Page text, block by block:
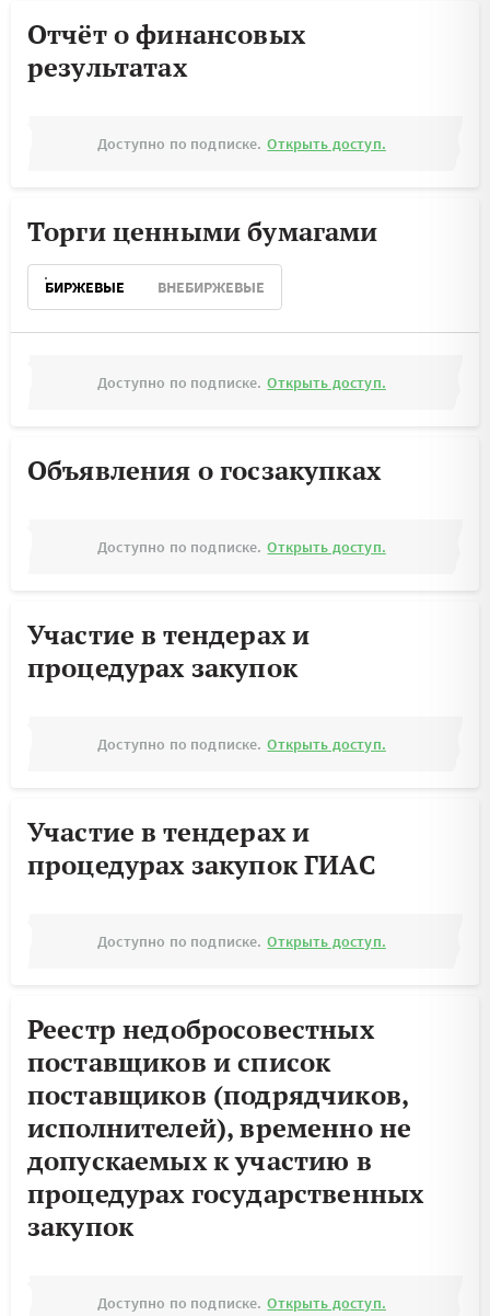
Отчёт о финансовых
результатах
Доступно по подписке. Открыть доступ.
Торги ценными бумагами
БИРЖЕВЫЕ ВНЕБИРЖЕВЫЕ
Доступно по подписке. Открыть доступ.
Объявления о госзакупках
Доступно по подписке. Открыть доступ.
Участие в тендерах и
процедурах закупок
Доступно по подписке. Открыть доступ.
Участие в тендерах и
процедурах закупок ГИАС
Доступно по подписке. Открыть доступ.
Реестр недобросовестных
поставщиков и список
поставщиков (подрядчиков,
исполнителей), временно не
допускаемых к участию в
процедурах государственных
закупок
Доступно по подписке. Открыть доступ.